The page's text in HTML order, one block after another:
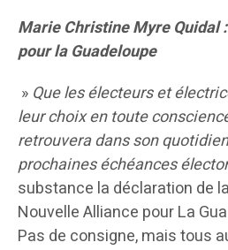
Marie Christine Myre Quidal
pour la Guadeloupe
» Que les électeurs et
leur choix en toute
retrouvera dans son
prochaines échéances
substance la déclaration de
Nouvelle Alliance pour La
Pas de consigne, mais tous